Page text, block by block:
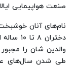
صنعت هواپیمایی ایالات متحده
نام‌های آنان
والدین شان را
طی شدن سال‌های